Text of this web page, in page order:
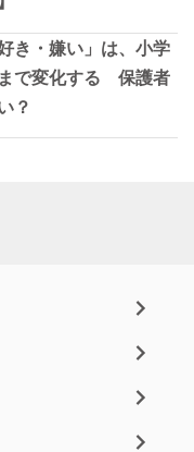
き・嫌い」は、小学
で変化する 保護者
？